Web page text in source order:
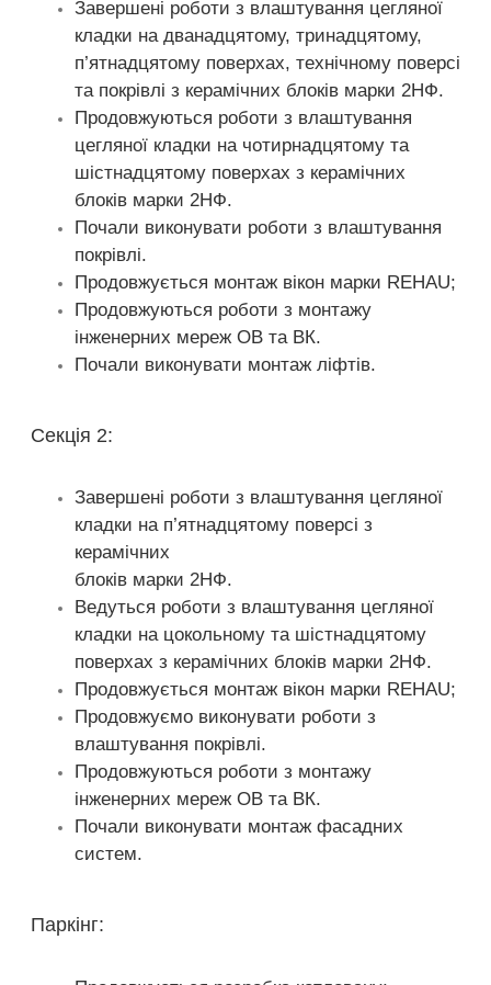
Завершені роботи з влаштування цегляної
кладки на дванадцятому, тринадцятому,
п’ятнадцятому поверхах, технічному поверсі
та покрівлі з керамічних блоків марки 2НФ.
Продовжуються роботи з влаштування
цегляної кладки на чотирнадцятому та
шістнадцятому поверхах з керамічних
блоків марки 2НФ.
Почали виконувати роботи з влаштування
покрівлі.
Продовжується монтаж вікон марки REHAU;
Продовжуються роботи з монтажу
інженерних мереж ОВ та ВК.
Почали виконувати монтаж ліфтів.
Секція 2:
Завершені роботи з влаштування цегляної
кладки на п’ятнадцятому поверсі з
керамічних
блоків марки 2НФ.
Ведуться роботи з влаштування цегляної
кладки на цокольному та шістнадцятому
поверхах з керамічних блоків марки 2НФ.
Продовжується монтаж вікон марки REHAU;
Продовжуємо виконувати роботи з
влаштування покрівлі.
Продовжуються роботи з монтажу
інженерних мереж ОВ та ВК.
Почали виконувати монтаж фасадних
систем.
Паркінг: